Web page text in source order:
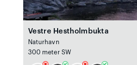
Vestre Hestholmbukta
Naturhavn
300 meter SW